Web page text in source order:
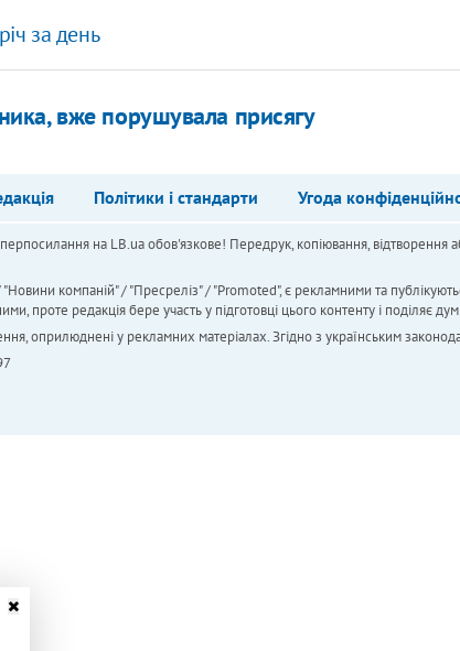
за день
вже порушувала присягу
Політики і стандарти Угода
на LB.ua обов'язкове! Передрук, копіювання, відтворення
компаній" / "Пресреліз" / "Promoted", є рекламними та
редакція бере участь у підготовці цього контенту і поділяє
оприлюднені у рекламних матеріалах. Згідно з українським